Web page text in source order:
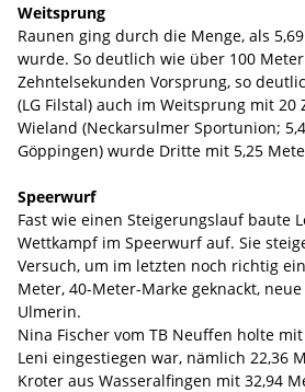
Weitsprung
Raunen ging durch die Menge, als
wurde. So deutlich wie über 100
Zehntelsekunden Vorsprung, so
(LG Filstal) auch im Weitsprung mit 20
Wieland (Neckarsulmer Sportunion;
Göppingen) wurde Dritte mit 5,25
Speerwurf
Fast wie einen Steigerungslauf baute
Wettkampf im Speerwurf auf. Sie
Versuch, um im letzten noch richtig
Meter, 40-Meter-Marke geknackt,
Ulmerin.
Nina Fischer vom TB Neuffen holte
Leni eingestiegen war, nämlich 22,36
Kroter aus Wasseralfingen mit 32,94